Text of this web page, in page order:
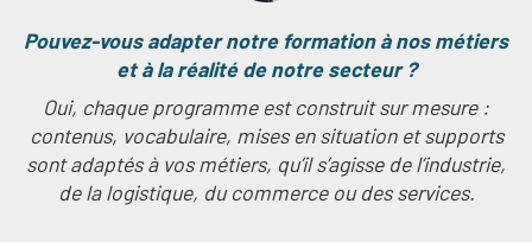
Pouvez-vous adapter notre formation à nos métiers
et à la réalité de notre secteur ?
Oui, chaque programme est construit sur mesure :
contenus, vocabulaire, mises en situation et supports
sont adaptés à vos métiers, qu’il s’agisse de l’industrie,
de la logistique, du commerce ou des services.